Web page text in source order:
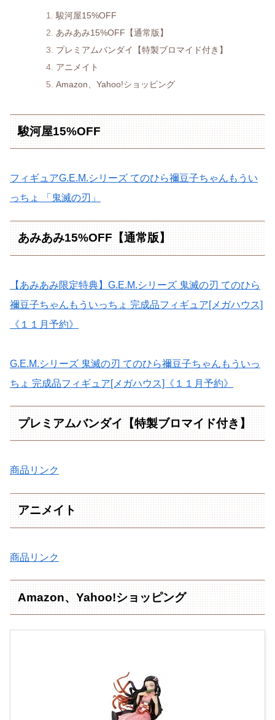
駿河屋15%OFF
あみあみ15%OFF【通常版】
プレミアムバンダイ【特製ブロマイド付き】
アニメイト
Amazon、Yahoo!ショッピング
駿河屋15%OFF
フィギュアG.E.M.シリーズ てのひら禰豆子ちゃんもうい
っちょ 「鬼滅の刃」
あみあみ15%OFF【通常版】
【あみあみ限定特典】G.E.M.シリーズ 鬼滅の刃 てのひら
禰豆子ちゃんもういっちょ 完成品フィギュア[メガハウス]
《１１月予約》
G.E.M.シリーズ 鬼滅の刃 てのひら禰豆子ちゃんもういっ
ちょ 完成品フィギュア[メガハウス]《１１月予約》
プレミアムバンダイ【特製ブロマイド付き】
商品リンク
アニメイト
商品リンク
Amazon、Yahoo!ショッピング